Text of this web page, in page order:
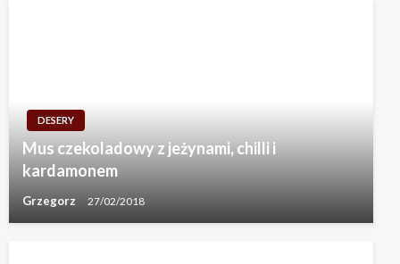
DESERY
Mus czekoladowy z jeżynami, chilli i
kardamonem
Grzegorz 27/02/2018